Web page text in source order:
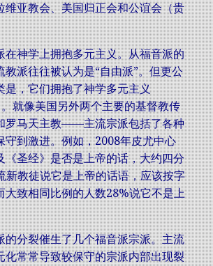
维亚教会、美国归正会和公谊会（贵
在神学上拥抱多元主义。从福音派的
教派往往被认为是“自由派”。但更公
是，它们拥抱了神学多元主义
就像美国另外两个主要的基督教传
马天主教——主流宗派包括了各种
守到激进。例如，2008年皮尤中心
《圣经》是否是上帝的话，大约四分
新教徒说它是上帝的话语，应该按字
大致相同比例的人数28%说它不是上
的分裂催生了几个福音派宗派。主流
化常常导致较保守的宗派内部出现裂